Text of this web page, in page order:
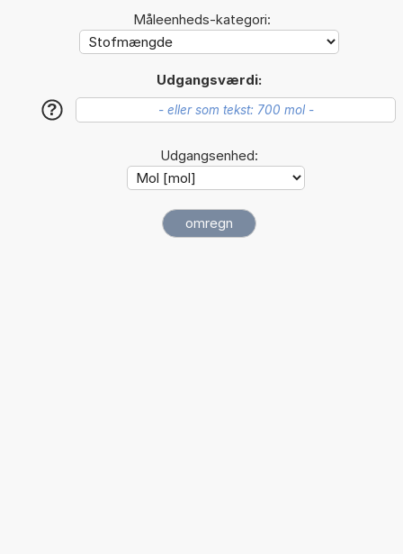
Måleenheds-kategori:
Udgangsværdi:
?
Udgangsenhed: